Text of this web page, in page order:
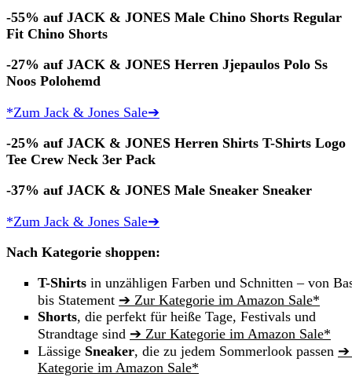
-55% auf JACK & JONES Male Chino Shorts Regular
Fit Chino Shorts
-27% auf JACK & JONES Herren Jjepaulos Polo Ss
Noos Polohemd
*Zum Jack & Jones Sale➔
-25% auf JACK & JONES Herren Shirts T-Shirts Logo
Tee Crew Neck 3er Pack
-37% auf JACK & JONES Male Sneaker Sneaker
*Zum Jack & Jones Sale➔
Nach Kategorie shoppen:
T-Shirts in unzähligen Farben und Schnitten – von
bis Statement ➔ Zur Kategorie im Amazon Sale*
Shorts, die perfekt für heiße Tage, Festivals und
Strandtage sind ➔ Zur Kategorie im Amazon Sale*
Lässige Sneaker, die zu jedem Sommerlook passen ➔
Kategorie im Amazon Sale*